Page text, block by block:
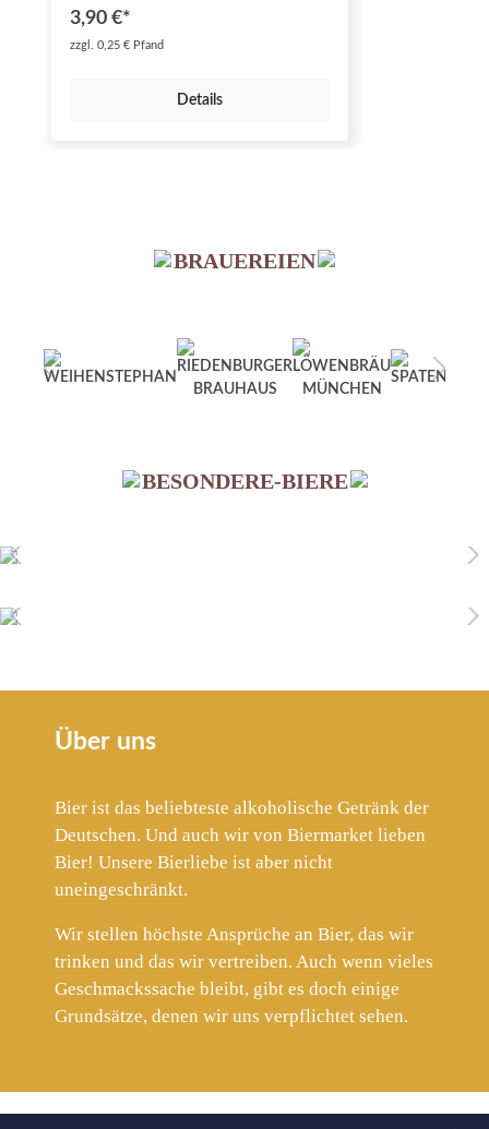
3,90 €*
zzgl. 0,25 € Pfand
Details
BRAUEREIEN
BESONDERE-BIERE
Über uns
Bier ist das beliebteste alkoholische Getränk der
Deutschen. Und auch wir von Biermarket lieben
Bier! Unsere Bierliebe ist aber nicht
uneingeschränkt.
Wir stellen höchste Ansprüche an Bier, das wir
trinken und das wir vertreiben. Auch wenn vieles
Geschmackssache bleibt, gibt es doch einige
Grundsätze, denen wir uns verpflichtet sehen.